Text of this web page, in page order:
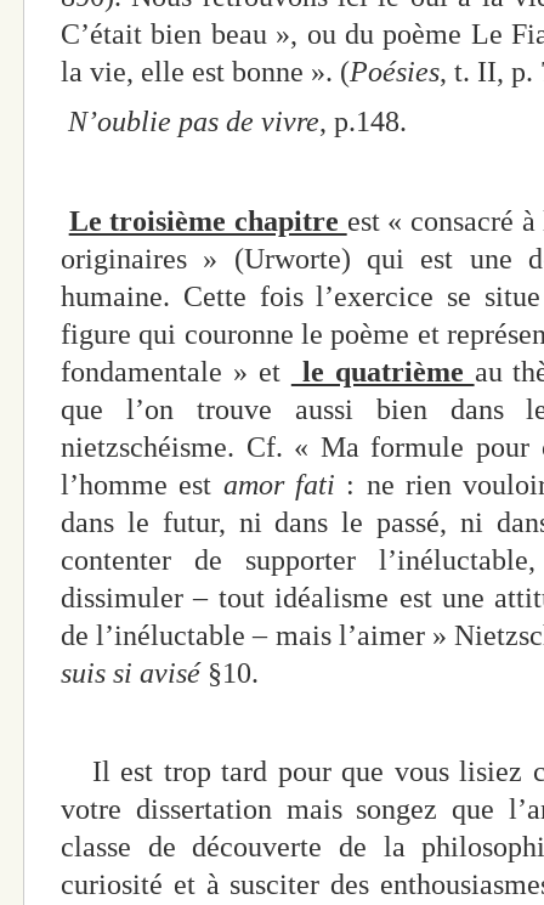
C’était bien beau », ou du poème Le
la vie, elle est bonne ». (Poésies, t. II, p.
N’oublie pas de vivre, p.148.
Le troisième chapitre est « consacré
originaires » (Urworte) qui est une
humaine. Cette fois l’exercice se
figure qui couronne le poème et
fondamentale » et
le quatrième au
que l’on trouve aussi bien dans
nietzschéisme. Cf. « Ma formule pour
l’homme est amor fati : ne rien
dans le futur, ni dans le passé, ni
contenter de supporter
dissimuler – tout idéalisme est une
de l’inéluctable – mais l’aimer »
suis si avisé§10.
Il est trop tard pour que vous lisiez
votre dissertation mais songez que
classe de découverte de la
curiosité et à susciter des